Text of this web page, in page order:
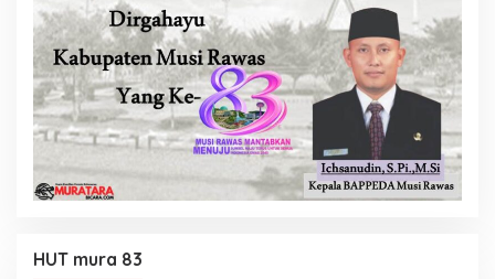
HUT mura 83